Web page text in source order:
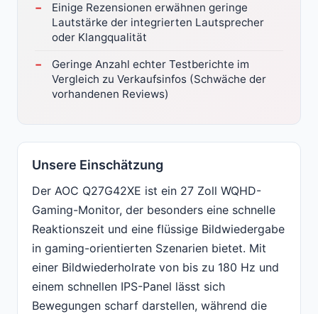
Einige Rezensionen erwähnen geringe
Lautstärke der integrierten Lautsprecher
oder Klangqualität
Geringe Anzahl echter Testberichte im
Vergleich zu Verkaufsinfos (Schwäche der
vorhandenen Reviews)
Unsere Einschätzung
Der AOC Q27G42XE ist ein 27 Zoll WQHD-
Gaming-Monitor, der besonders eine schnelle
Reaktionszeit und eine flüssige Bildwiedergabe
in gaming-orientierten Szenarien bietet. Mit
einer Bildwiederholrate von bis zu 180 Hz und
einem schnellen IPS-Panel lässt sich
Bewegungen scharf darstellen, während die